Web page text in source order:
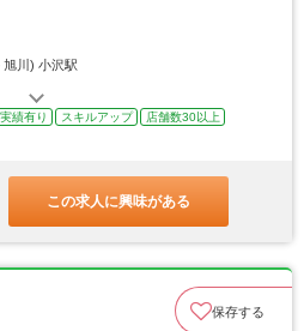
旭川) 小沢駅
績有り スキルアップ
店舗数30以上
この求人に興味がある
保存する